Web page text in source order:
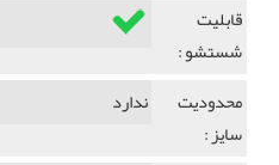
قابلیت
شستشو :
محدودیت
سایز :
ندارد